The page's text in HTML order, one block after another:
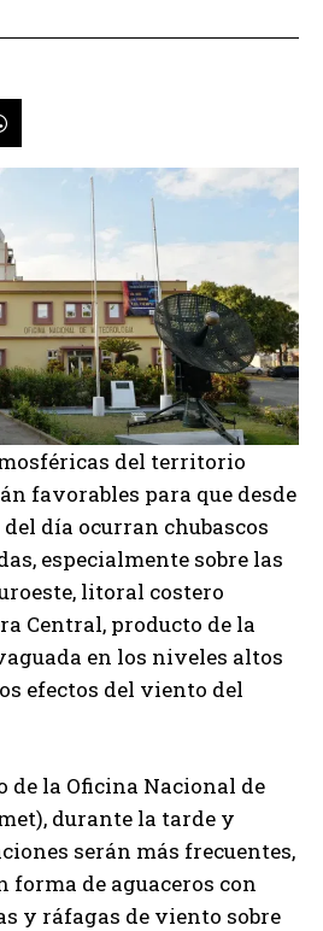
del territorio
favorables para que desde
día ocurran chubascos
especialmente sobre las
litoral costero
Central, producto de la
en los niveles altos
efectos del viento del
de la Oficina Nacional de
durante la tarde y
serán más frecuentes,
forma de aguaceros con
y ráfagas de viento sobre